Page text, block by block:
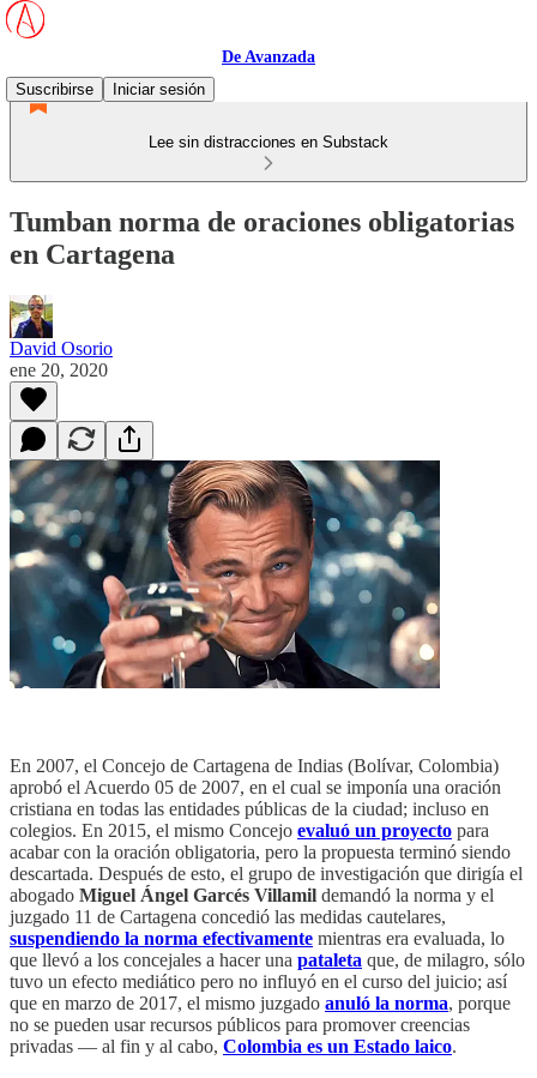
De Avanzada
Suscribirse
Iniciar sesión
Lee sin distracciones en Substack
Tumban norma de oraciones obligatorias
en Cartagena
David Osorio
ene 20, 2020
En 2007, el Concejo de Cartagena de Indias (Bolívar, Colombia)
aprobó el Acuerdo 05 de 2007, en el cual se imponía una oración
cristiana en todas las entidades públicas de la ciudad; incluso en
colegios. En 2015, el mismo Concejo evaluó un proyecto para
acabar con la oración obligatoria, pero la propuesta terminó siendo
descartada. Después de esto, el grupo de investigación que dirigía el
abogado Miguel Ángel Garcés Villamil demandó la norma y el
juzgado 11 de Cartagena concedió las medidas cautelares,
suspendiendo la norma efectivamente mientras era evaluada, lo
que llevó a los concejales a hacer una pataleta que, de milagro, sólo
tuvo un efecto mediático pero no influyó en el curso del juicio; así
que en marzo de 2017, el mismo juzgado anuló la norma, porque
no se pueden usar recursos públicos para promover creencias
privadas — al fin y al cabo, Colombia es un Estado laico.